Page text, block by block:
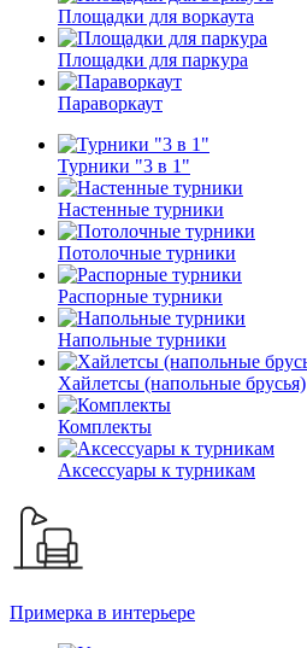
Площадки для воркаута
Площадки для паркура
Параворкаут
Турники "3 в 1"
Настенные турники
Потолочные турники
Распорные турники
Напольные турники
Хайлетсы (напольные брусья)
Комплекты
Аксессуары к турникам
Примерка в интерьере